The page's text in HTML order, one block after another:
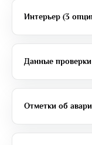
Интерьер (3
Данные
Отметки об